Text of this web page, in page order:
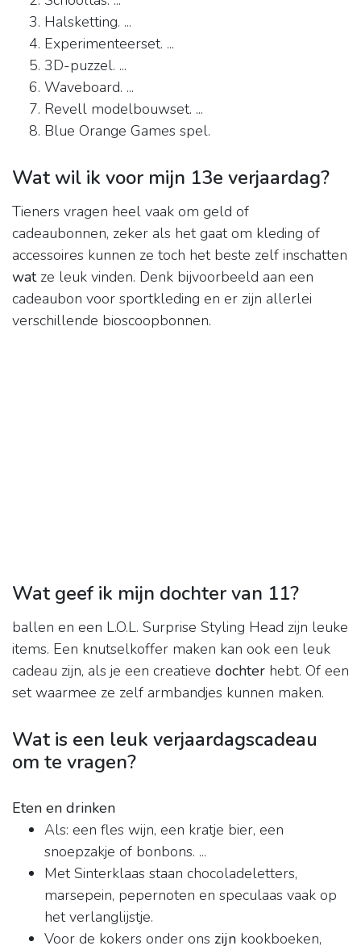
Halsketting. ...
Experimenteerset. ...
3D-puzzel. ...
Waveboard. ...
Revell modelbouwset. ...
Blue Orange Games spel.
Wat wil ik voor mijn 13e verjaardag?
Tieners vragen heel vaak om geld of
cadeaubonnen, zeker als het gaat om kleding of
accessoires kunnen ze toch het beste zelf inschatten
watze leuk vinden. Denk bijvoorbeeld aan een
cadeaubon voor sportkleding en er zijn allerlei
verschillende bioscoopbonnen.
Wat geef ik mijn dochter van 11?
ballen en een L.O.L. Surprise Styling Head zijn leuke
items. Een knutselkoffer maken kan ook een leuk
cadeau zijn, als je een creatieve dochter hebt. Of een
set waarmee ze zelf armbandjes kunnen maken.
Wat is een leuk verjaardagscadeau
om te vragen?
Eten en drinken
Als: een fles wijn, een kratje bier, een
snoepzakje of bonbons. ...
Met Sinterklaas staan chocoladeletters,
marsepein, pepernoten en speculaas vaak op
het verlanglijstje.
Voor de kokers onder ons zijn kookboeken,